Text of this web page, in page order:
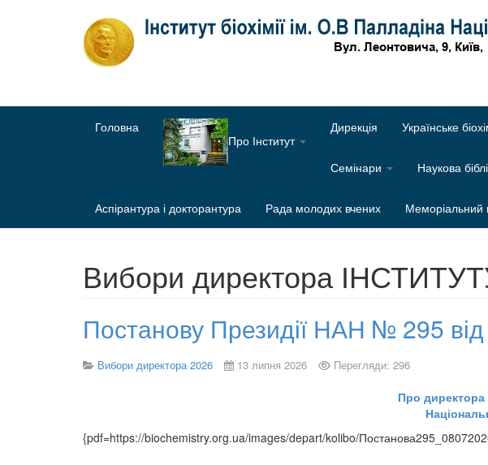
Головна
Про Інститут
Дирекція Українське
Семінари Наукова
Аспірантура і докторантура Рада молодих вчених Меморіальний
Вибори директора
Постанову Президії НАН № 295
Вибори директора 2026 13 липня 2026 Перегляди: 296
Про директора
{pdf=https://biochemistry.org.ua/images/depart/kolibo/